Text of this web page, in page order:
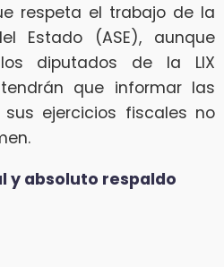
respeta el trabajo de la
Estado (ASE), aunque
diputados de la LIX
que informar las
ejercicios fiscales no
y absoluto respaldo